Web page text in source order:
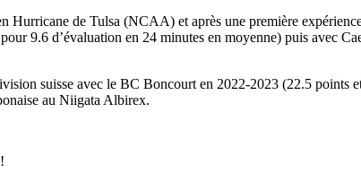
Hurricane de Tulsa (NCAA) et après une première
9.6 d’évaluation en 24 minutes en moyenne) puis avec
suisse avec le BC Boncourt en 2022-2023 (22.5 points
au Niigata Albirex.